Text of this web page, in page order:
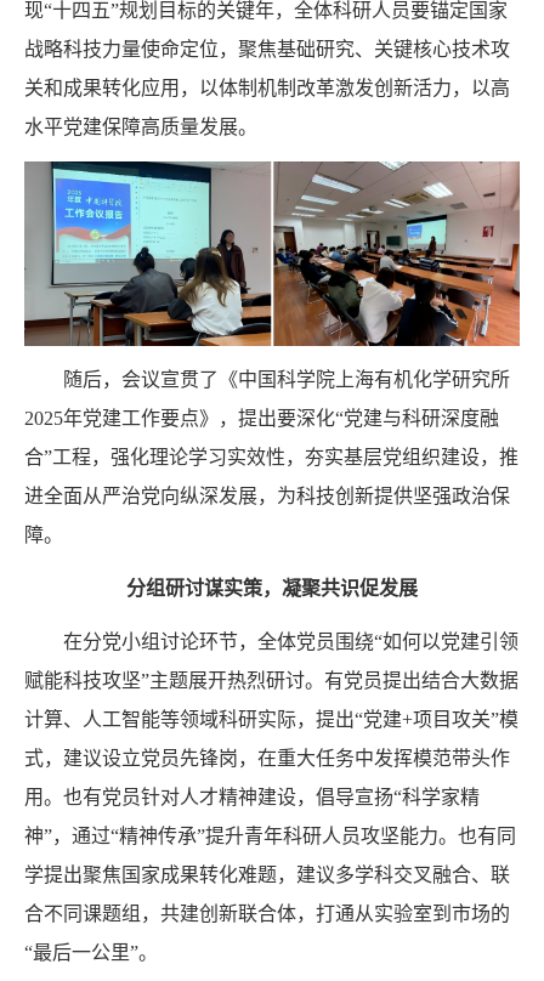
现“十四五”规划目标的关键年，全体科研人员要锚定国家
战略科技力量使命定位，聚焦基础研究、关键核心技术攻
关和成果转化应用，以体制机制改革激发创新活力，以高
水平党建保障高质量发展。
随后，会议宣贯了《中国科学院上海有机化学研究所
2025年党建工作要点》，提出要深化“党建与科研深度融
合”工程，强化理论学习实效性，夯实基层党组织建设，推
进全面从严治党向纵深发展，为科技创新提供坚强政治保
障。
分组研讨谋实策，凝聚共识促发展
在分党小组讨论环节，全体党员围绕“如何以党建引领
赋能科技攻坚”主题展开热烈研讨。有党员提出结合大数据
计算、人工智能等领域科研实际，提出“党建+项目攻关”模
式，建议设立党员先锋岗，在重大任务中发挥模范带头作
用。也有党员针对人才精神建设，倡导宣扬“科学家精
神”，通过“精神传承”提升青年科研人员攻坚能力。也有同
学提出聚焦国家成果转化难题，建议多学科交叉融合、联
合不同课题组，共建创新联合体，打通从实验室到市场的
“最后一公里”。